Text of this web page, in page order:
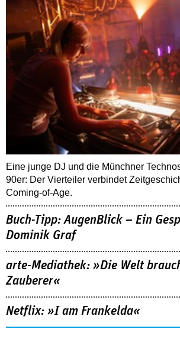
Eine junge DJ und die Münchner
90er: Der Vierteiler verbindet
Coming-of-Age.
Buch-Tipp: AugenBlick – Ein
Dominik Graf
arte-Mediathek: »Die Welt
Zauberer«
Netflix: »I am Frankelda«